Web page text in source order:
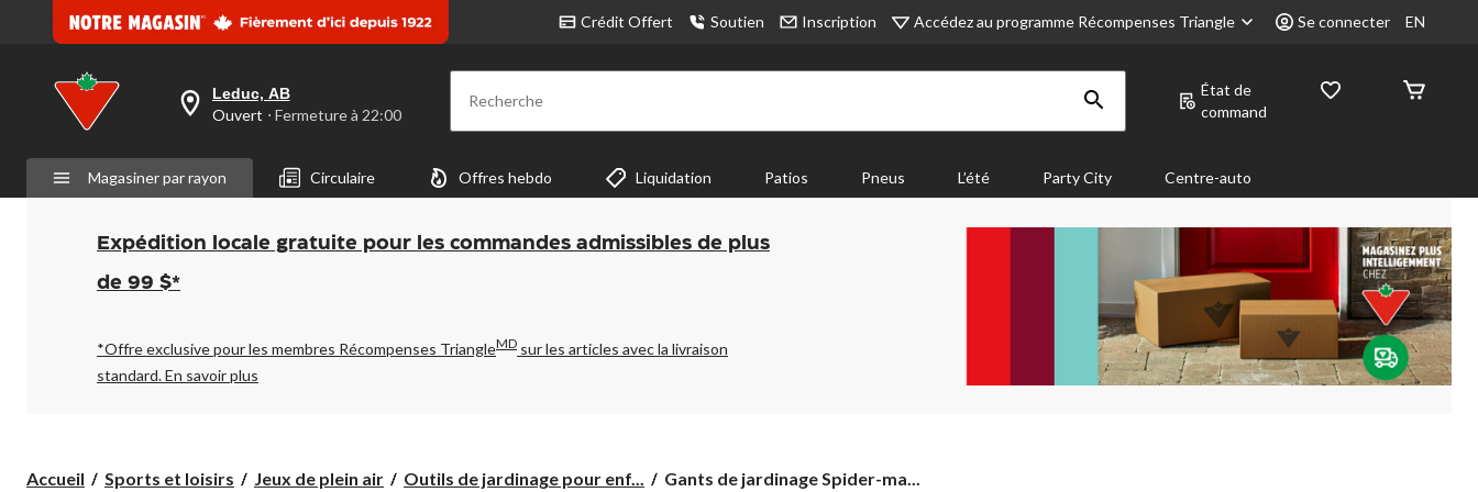
Crédit Offert Soutien Inscription Accédez au programme Récompenses Triangle Se connecter EN
votre
est
Leduc,
AB,
Ouvert,
Fermeture
à
pour
changer
Leduc, AB
Ouvert ⋅ Fermeture à 22:00 Recherche
État de
command
Magasiner par rayon Circulaire Offres hebdo Liquidation Patios Pneus L’été Party City Centre-auto
Expédition locale gratuite pour les commandes admissibles de plus
de 99 $*
*Offre exclusive pour les membres Récompenses TriangleMD sur les articles avec la livraison
standard.En savoir plus
Accueil Sports et loisirs Jeux de plein air Outils de jardinage pour enf...
Gants
Gants de jardinage Spider-ma...